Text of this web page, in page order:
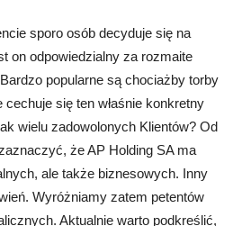
sporo osób decyduje się na
on odpowiedzialny za rozmaite
popularne są chociażby torby
się ten właśnie konkretny
wielu zadowolonych Klientów? Od
że AP Holding SA ma
ale także biznesowych. Inny
Wyróżniamy zatem petentów
Aktualnie warto podkreślić,